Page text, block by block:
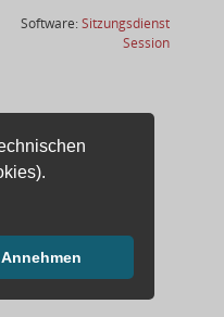
Annehmen
Software:Sitzungsdienst
Session(Wird in